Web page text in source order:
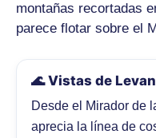
montañas recortadas
parece flotar sobre el
🌊 Vistas de
Desde el Mirador de
aprecia la línea de